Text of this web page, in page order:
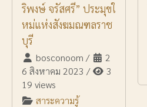
ริพงษ์ จรัสศรี” ประมุขใ
หม่แห่งสังฆมณฑลราช
บุรี
bosconoom /
2
6 สิงหาคม 2023 /
3
19 views
สาระความรู้